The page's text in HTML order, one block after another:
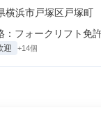
横浜市戸塚区戸塚町
：フォークリフト免
迎 +14個